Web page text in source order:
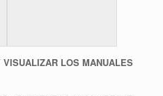
LOS MANUALES